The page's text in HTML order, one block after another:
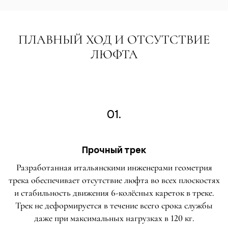
ПЛАВНЫЙ ХОД И ОТСУТСТВИЕ
ЛЮФТА
01.
Прочный трек
Разработанная итальянскими инженерами геометрия
трека обеспечивает отсутствие люфта во всех плоскостях
и стабильность движения 6-колёсных кареток в треке.
Трек не деформируется в течение всего срока службы
даже при максимальных нагрузках в 120 кг.